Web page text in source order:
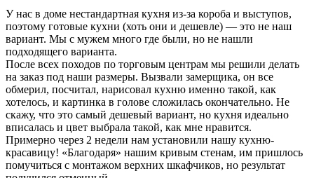
У нас в доме нестандартная кухня из-за короба и выступов,
поэтому готовые кухни (хоть они и дешевле) — это не наш
вариант. Мы с мужем много где были, но не нашли
подходящего варианта.
После всех походов по торговым центрам мы решили делать
на заказ под наши размеры. Вызвали замерщика, он все
обмерил, посчитал, нарисовал кухню именно такой, как
хотелось, и картинка в голове сложилась окончательно. Не
скажу, что это самый дешевый вариант, но кухня идеально
вписалась и цвет выбрала такой, как мне нравится.
Примерно через 2 недели нам установили нашу кухню-
красавицу! «Благодаря» нашим кривым стенам, им пришлось
помучиться с монтажом верхних шкафчиков, но результат